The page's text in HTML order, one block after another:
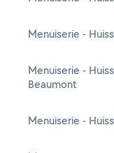
Menuiserie -
Menuiserie -
Beaumont
Menuiserie -